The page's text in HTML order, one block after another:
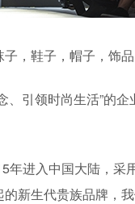
，鞋子，帽子，饰
、引领时尚生活”的
年进入中国大陆，
新生代贵族品牌，